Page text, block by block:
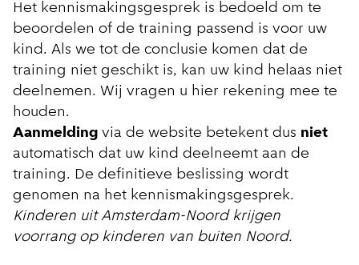
Het kennismakingsgesprek is bedoeld om te
beoordelen of de training passend is voor uw
kind. Als we tot de conclusie komen dat de
training niet geschikt is, kan uw kind helaas niet
deelnemen. Wij vragen u hier rekening mee te
houden.
Aanmelding via de website betekent dus niet
automatisch dat uw kind deelneemt aan de
training. De definitieve beslissing wordt
genomen na het kennismakingsgesprek.
Kinderen uit Amsterdam-Noord krijgen
voorrang op kinderen van buiten Noord.